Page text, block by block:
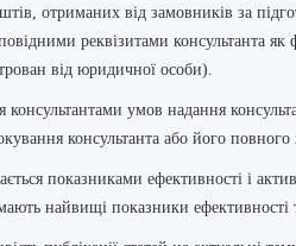
отриманих від замовників за
реквізитами консультанта
від юридичної особи).
умов надання
консультанта або його повного
показниками ефективності і
найвищі показники ефективності